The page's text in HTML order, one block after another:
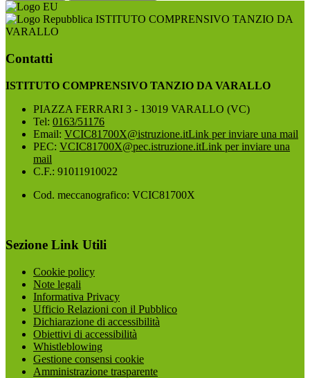
ISTITUTO COMPRENSIVO TANZIO DA
VARALLO
Contatti
ISTITUTO COMPRENSIVO TANZIO DA VARALLO
PIAZZA FERRARI 3 - 13019 VARALLO (VC)
Tel: 0163/51176
Email: VCIC81700X@istruzione.itLink per inviare una mail
PEC: VCIC81700X@pec.istruzione.itLink per inviare una
mail
C.F.: 91011910022
Cod. meccanografico: VCIC81700X
Sezione Link Utili
Cookie policy
Note legali
Informativa Privacy
Ufficio Relazioni con il Pubblico
Dichiarazione di accessibilità
Obiettivi di accessibilità
Whistleblowing
Gestione consensi cookie
Amministrazione trasparente